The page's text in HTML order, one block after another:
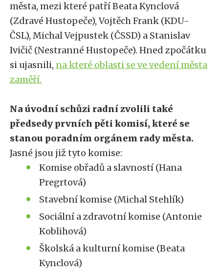
města, mezi které patří Beata Kynclová
(Zdravé Hustopeče), Vojtěch Frank (KDU-
ČSL), Michal Vejpustek (ČSSD) a Stanislav
Ivičič (Nestranné Hustopeče). Hned zpočátku
si ujasnili, na které oblasti se ve vedení města
zaměří.
Na úvodní schůzi radní zvolili také
předsedy prvních pěti komisí, které se
stanou poradním orgánem rady města.
Jasné jsou již tyto komise:
Komise obřadů a slavností (Hana
Pregrtová)
Stavební komise (Michal Stehlík)
Sociální a zdravotní komise (Antonie
Koblihová)
Školská a kulturní komise (Beata
Kynclová)